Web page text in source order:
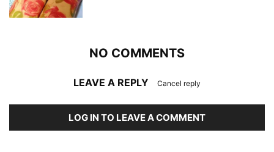
NO COMMENTS
LEAVE A REPLY Cancel reply
LOG IN TO LEAVE A COMMENT